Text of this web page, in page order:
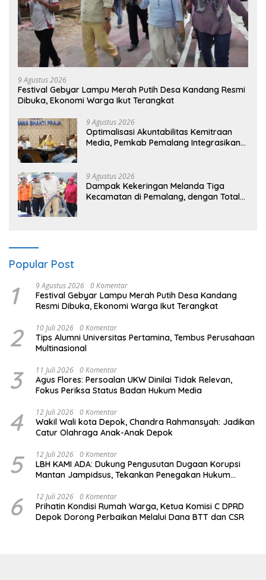
9 Agustus 2026
Festival Gebyar Lampu Merah Putih Desa Kandang Resmi
Dibuka, Ekonomi Warga Ikut Terangkat
9 Agustus 2026
​Optimalisasi Akuntabilitas Kemitraan
Media, Pemkab Pemalang Integrasikan
9 Agustus 2026
Dampak Kekeringan Melanda Tiga
Kecamatan di Pemalang, dengan Total
Popular Post
1 9 Agustus 2026 0 Komentar
Festival Gebyar Lampu Merah Putih Desa Kandang
Resmi Dibuka, Ekonomi Warga Ikut Terangkat
2 10 Juli 2026 0 Komentar
Tips Alumni Universitas Pertamina, Tembus Perusahaan
Multinasional
3 11 Juli 2026 0 Komentar
Agus Flores: Persoalan UKW Dinilai Tidak Relevan,
Fokus Periksa Status Badan Hukum Media
4 12 Juli 2026 0 Komentar
Wakil Wali kota Depok, Chandra Rahmansyah: Jadikan
Catur Olahraga Anak-Anak Depok
5 12 Juli 2026 0 Komentar
LBH KAMI ADA: Dukung Pengusutan Dugaan Korupsi
Mantan Jampidsus, Tekankan Penegakan Hukum
6 12 Juli 2026 0 Komentar
Prihatin Kondisi Rumah Warga, Ketua Komisi C DPRD
Depok Dorong Perbaikan Melalui Dana BTT dan CSR